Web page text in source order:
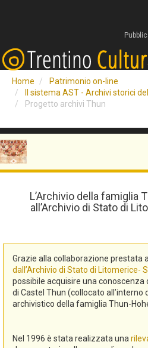
Home
Patrimonio on-line
Il sistema AST - Archivi storici
Progetto archivi Thun
L’Archivio della famiglia
all’Archivio di Stato di
Grazie alla collaborazione prestata
dall’Archivio di Stato di Litomerice-
possibile acquisire una
di Castel Thun (collocato all’interno
archivistico della famiglia Thun-
Nel 1996 è stata realizzata una